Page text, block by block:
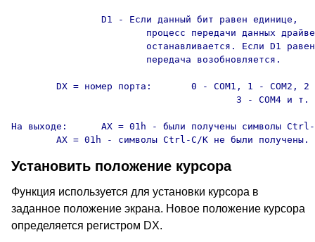
На выходе:	AX = 01h - были получены символы Ctrl-C/K;
	AX = 01h - символы Ctrl-C/K не были получены.
Установить положение курсора
Функция используется для установки курсора в
заданное положение экрана. Новое положение курсора
определяется регистром DX.